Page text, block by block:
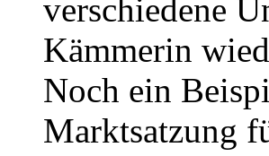
verschiedene
Kämmerin
Noch ein
Marktsatzung